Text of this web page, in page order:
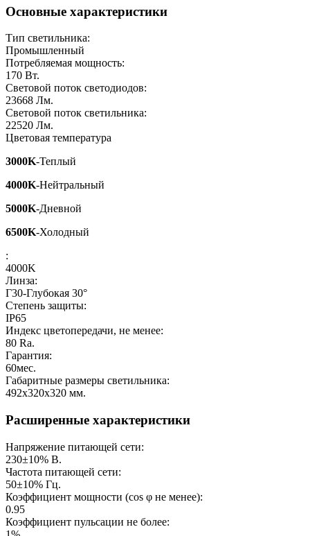
Основные характеристики
Тип светильника:
Промышленный
Потребляемая мощность:
170 Вт.
Световой поток светодиодов:
23668 Лм.
Световой поток светильника:
22520 Лм.
Цветовая температура
3000K-Теплый
4000K-Нейтральный
5000K-Дневной
6500K-Холодный
:
4000K
Линза:
Г30-Глубокая 30°
Степень защиты:
IP65
Индекс цветопередачи, не менее:
80 Ra.
Гарантия:
60мес.
Габаритные размеры светильника:
492х320х320 мм.
Расширенные характеристики
Напряжение питающей сети:
230±10% В.
Частота питающей сети:
50±10% Гц.
Коэффициент мощности (cos φ не менее):
0.95
Коэффициент пульсации не более: